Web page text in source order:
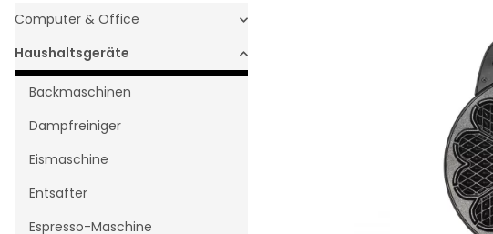
Computer & Office
Haushaltsgeräte
Backmaschinen
Dampfreiniger
Eismaschine
Entsafter
Espresso-Maschine